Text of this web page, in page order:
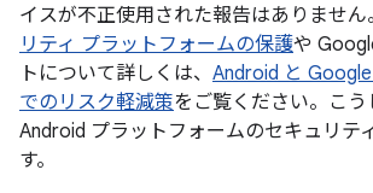
イスが不正使用された報告はありません。
リティ プラットフォームの保護や
トについて詳しくは、 Android と
でのリスク軽減策をご覧ください。こう
Android プラットフォームのセキュリテ
す。